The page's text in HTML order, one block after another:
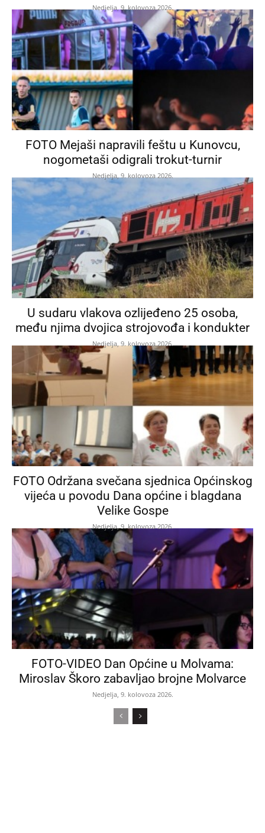
Nedjelja, 9. kolovoza 2026.
FOTO Mejaši napravili feštu u Kunovcu,
nogometaši odigrali trokut-turnir
Nedjelja, 9. kolovoza 2026.
U sudaru vlakova ozlijeđeno 25 osoba,
među njima dvojica strojovođa i kondukter
Nedjelja, 9. kolovoza 2026.
FOTO Održana svečana sjednica Općinskog
vijeća u povodu Dana općine i blagdana
Velike Gospe
Nedjelja, 9. kolovoza 2026.
FOTO-VIDEO Dan Općine u Molvama:
Miroslav Škoro zabavljao brojne Molvarce
Nedjelja, 9. kolovoza 2026.